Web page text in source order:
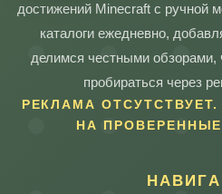
достижений Minecraft с ручной
каталоги ежедневно,
делимся честными
пробираться через
РЕКЛАМА
НА